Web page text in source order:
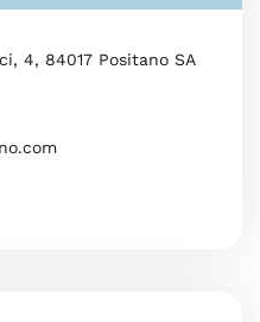
4, 84017 Positano SA